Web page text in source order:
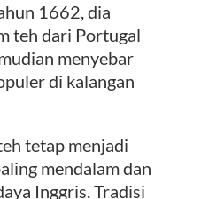
1662, dia
teh dari Portugal
menyebar
di kalangan
tetap menjadi
mendalam dan
Inggris. Tradisi